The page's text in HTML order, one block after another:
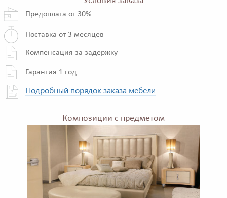
Предоплата от 30%
Поставка от 3 месяцев
Компенсация за задержку
Гарантия 1 год
Подробный порядок заказа мебели
Композиции с предметом